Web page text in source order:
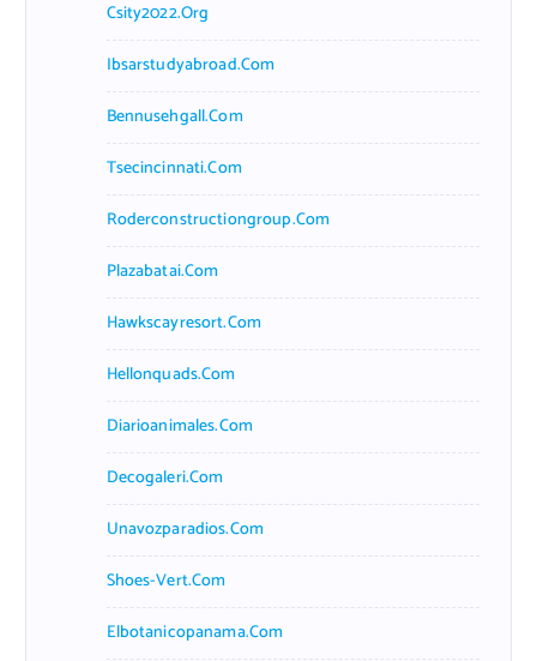
Csity2022.org
Ibsarstudyabroad.com
Bennusehgall.com
Tsecincinnati.com
Roderconstructiongroup.com
Plazabatai.com
Hawkscayresort.com
Hellonquads.com
Diarioanimales.com
Decogaleri.com
Unavozparadios.com
Shoes-Vert.com
Elbotanicopanama.com